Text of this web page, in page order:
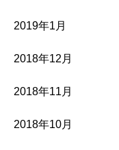
2019年1月
2018年12月
2018年11月
2018年10月